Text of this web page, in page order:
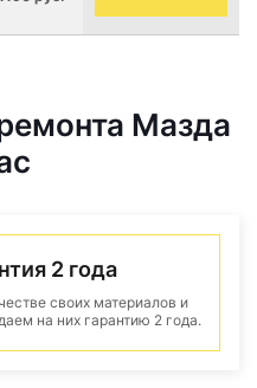
Мазда
2 года
своих материалов и
на них гарантию 2 года.